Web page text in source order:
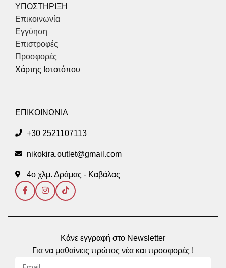
ΥΠΟΣΤΗΡΙΞΗ
Επικοινωνία
Εγγύηση
Επιστροφές
Προσφορές
Χάρτης Ιστοτόπου
ΕΠΙΚΟΙΝΩΝΙΑ
+30 2521107113
nikokira.outlet@gmail.com
4ο χλμ. Δράμας - Καβάλας
Κάνε εγγραφή στο Newsletter
Για να μαθαίνεις πρώτος νέα και προσφορές !